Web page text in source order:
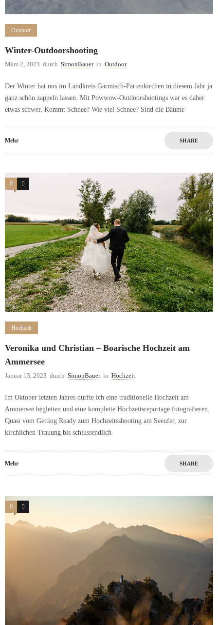
Outdoor
Winter-Outdoorshooting
März 2, 2023 durch SimonBauer in Outdoor
Der Winter hat uns im Landkreis Garmisch-Partenkirchen in diesem Jahr ja
ganz schön zappeln lassen. Mit Powwow-Outdoorshootings war es daher
etwas schwer. Kommt Schnee? Wie viel Schnee? Sind die Bäume
Mehr SHARE
0 4
Hochzeit
Veronika und Christian – Boarische Hochzeit am
Ammersee
Januar 13, 2023 durch SimonBauer in Hochzeit
Im Oktober letzten Jahres durfte ich eine traditionelle Hochzeit am
Ammersee begleiten und eine komplette Hochzeitsreportage fotografieren.
Quasi vom Getting Ready zum Hochzeitsshooting am Seeufer, zur
kirchlichen Trauung bis schlussendlich
Mehr SHARE
0 1